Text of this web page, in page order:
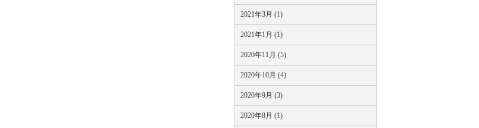
2021年3月 (1)
2021年1月 (1)
2020年11月 (5)
2020年10月 (4)
2020年9月 (3)
2020年8月 (1)